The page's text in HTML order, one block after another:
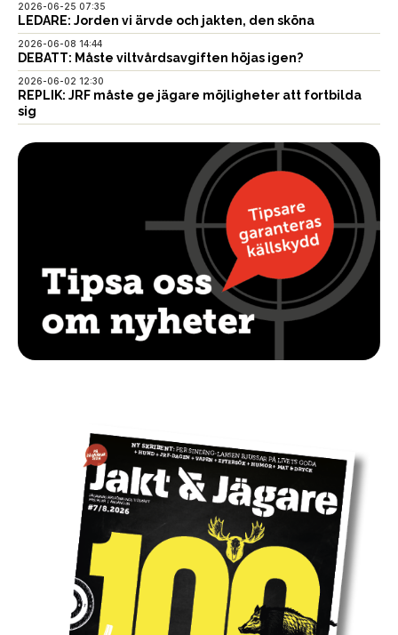
2026-06-25 07:35
LEDARE: Jorden vi ärvde och jakten, den sköna
2026-06-08 14:44
DEBATT: Måste viltvårdsavgiften höjas igen?
2026-06-02 12:30
REPLIK: JRF måste ge jägare möjligheter att fortbilda
sig